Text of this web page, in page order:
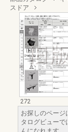
スドア
272
お探しのページ
タログビュー